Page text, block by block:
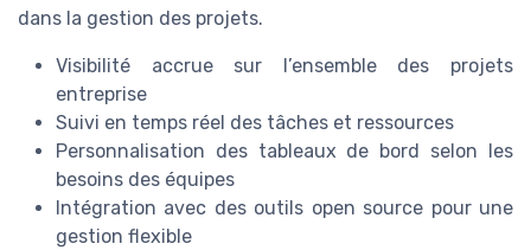
dans la gestion des projets.
Visibilité accrue sur l’ensemble des projets
entreprise
Suivi en temps réel des tâches et ressources
Personnalisation des tableaux de bord selon les
besoins des équipes
Intégration avec des outils open source pour une
gestion flexible